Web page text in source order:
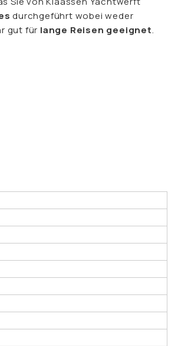
durchgeführt wobei weder
gut für lange Reisen geeignet.